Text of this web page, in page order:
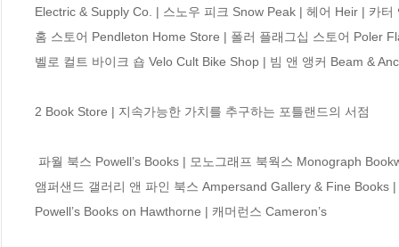
Electric & Supply Co. | 스노우 피크 Snow Peak | 헤어 Heir | 카
홈 스토어 Pendleton Home Store | 폴러 플래그십 스토어 Poler
벨로 컬트 바이크 숍 Velo Cult Bike Shop | 빔 앤 앵커 Beam &
2 Book Store | 지속가능한 가치를 추구하는 포틀랜드의 서점
앰퍼샌드 갤러리 앤 파인 북스 Ampersand Gallery & Fine Books
Powell’s Books on Hawthorne | 캐머런스 Cameron’s